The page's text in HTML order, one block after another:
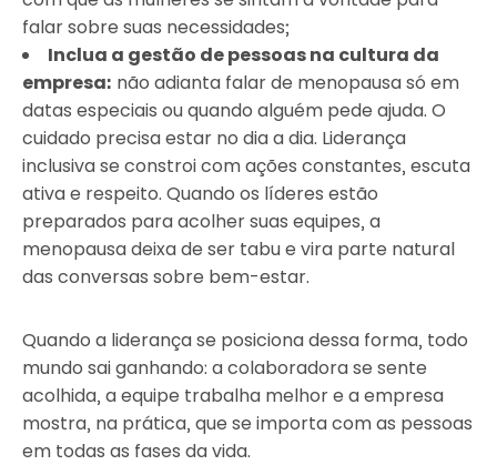
falar sobre suas necessidades;
Inclua a gestão de pessoas na cultura da
empresa: não adianta falar de menopausa só em
datas especiais ou quando alguém pede ajuda. O
cuidado precisa estar no dia a dia. Liderança
inclusiva se constroi com ações constantes, escuta
ativa e respeito. Quando os líderes estão
preparados para acolher suas equipes, a
menopausa deixa de ser tabu e vira parte natural
das conversas sobre bem-estar.
Quando a liderança se posiciona dessa forma, todo
mundo sai ganhando: a colaboradora se sente
acolhida, a equipe trabalha melhor e a empresa
mostra, na prática, que se importa com as pessoas
em todas as fases da vida.